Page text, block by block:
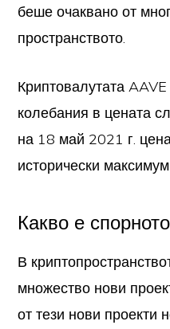
беше очаквано от
пространството.
Криптовалутата
колебания в цената
на 18 май 2021 г.
исторически
Какво е
В
множество нови
от тези нови проекти